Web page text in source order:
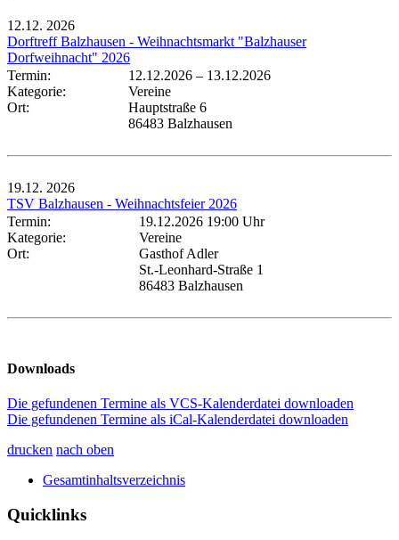
12.12. 2026
Dorftreff Balzhausen - Weihnachtsmarkt "Balzhauser
Dorfweihnacht" 2026
Termin:
12.12.2026 – 13.12.2026
Kategorie:
Vereine
Ort:
Hauptstraße 6
86483 Balzhausen
19.12. 2026
TSV Balzhausen - Weihnachtsfeier 2026
Termin:
19.12.2026 19:00 Uhr
Kategorie:
Vereine
Ort:
Gasthof Adler
St.-Leonhard-Straße 1
86483 Balzhausen
Downloads
Die gefundenen Termine als VCS-Kalenderdatei downloaden
Die gefundenen Termine als iCal-Kalenderdatei downloaden
drucken nach oben
Gesamtinhaltsverzeichnis
Quicklinks